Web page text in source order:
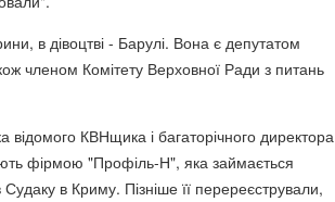
в дівоцтві - Барулі. Вона є депутатом
членом Комітету Верховної Ради з питань
відомого КВНщика і багаторічного директора
фірмою "Профіль-Н", яка займається
в Криму. Пізніше її перереєстрували,